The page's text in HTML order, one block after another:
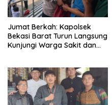
Jumat Berkah: Kapolsek
Bekasi Barat Turun Langsung
Kunjungi Warga Sakit dan